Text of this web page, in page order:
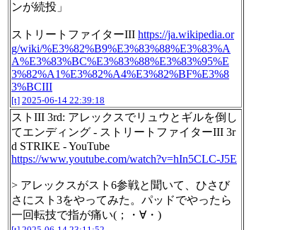
ンが続投」
ストリートファイターIII https://ja.wikipedia.or
g/wiki/%E3%82%B9%E3%83%88%E3%83%A
A%E3%83%BC%E3%83%88%E3%83%95%E
3%82%A1%E3%82%A4%E3%82%BF%E3%8
3%BCIII
[t] 2025-06-14 22:39:18
ストIII 3rd: アレックスでリュウとギルを倒し
てエンディング - ストリートファイターIII 3r
d STRIKE - YouTube
https://www.youtube.com/watch?v=hIn5CLC-J5E
> アレックスがスト6参戦と聞いて、ひさび
さにスト3をやってみた。パッドでやったら
一回転技で指が痛い(；・∀・)